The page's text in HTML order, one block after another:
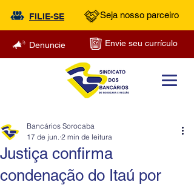
FILIE-SE Seja nosso parceiro
Denuncie Envie seu currículo
Justiça confirma
condenação do Itaú por
Bancários Sorocaba
17 de jun. 2 min de leitura